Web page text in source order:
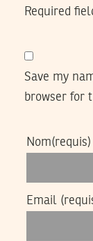
Required
Save my
browser for
Nom(requis)
Email